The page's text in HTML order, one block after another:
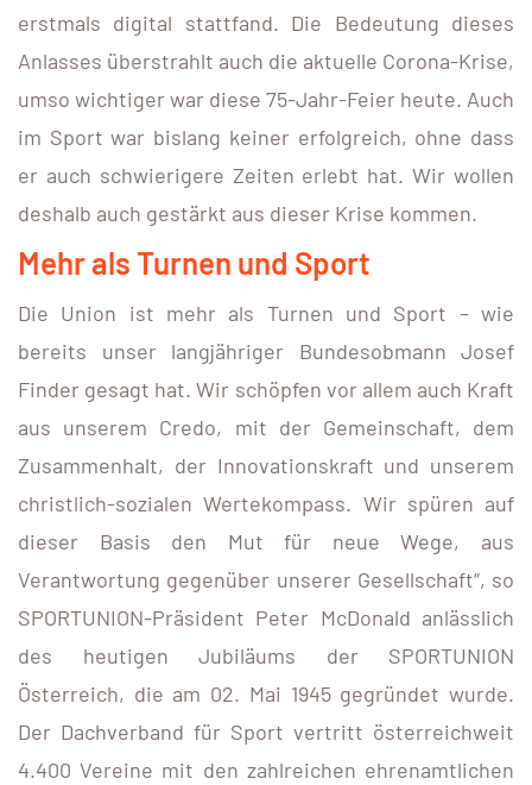
erstmals digital stattfand. Die Bedeutung dieses
Anlasses überstrahlt auch die aktuelle Corona-Krise,
umso wichtiger war diese 75-Jahr-Feier heute. Auch
im Sport war bislang keiner erfolgreich, ohne dass
er auch schwierigere Zeiten erlebt hat. Wir wollen
deshalb auch gestärkt aus dieser Krise kommen.
Mehr als Turnen und Sport
Die Union ist mehr als Turnen und Sport – wie
bereits unser langjähriger Bundesobmann Josef
Finder gesagt hat. Wir schöpfen vor allem auch Kraft
aus unserem Credo, mit der Gemeinschaft, dem
Zusammenhalt, der Innovationskraft und unserem
christlich-sozialen Wertekompass. Wir spüren auf
dieser Basis den Mut für neue Wege, aus
Verantwortung gegenüber unserer Gesellschaft“, so
SPORTUNION-Präsident Peter McDonald anlässlich
des heutigen Jubiläums der SPORTUNION
Österreich, die am 02. Mai 1945 gegründet wurde.
Der Dachverband für Sport vertritt österreichweit
4.400 Vereine mit den zahlreichen ehrenamtlichen